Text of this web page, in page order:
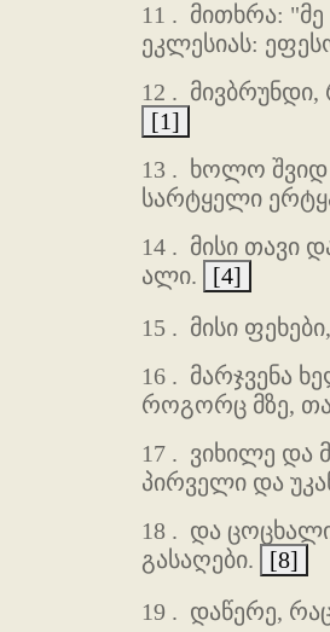
11 . მითხრა: "მე
ეკლესიას:
12 .
[1]
13 . ხოლო შვიდ
სარტყელი
14 . მისი თავი
ალი.
[4]
15 . მისი
16 . მარჯვენა
როგორც მზე,
17 . ვიხილე და
პირველი და
18 . და
გასაღები.
[8]
19 . დაწერე,